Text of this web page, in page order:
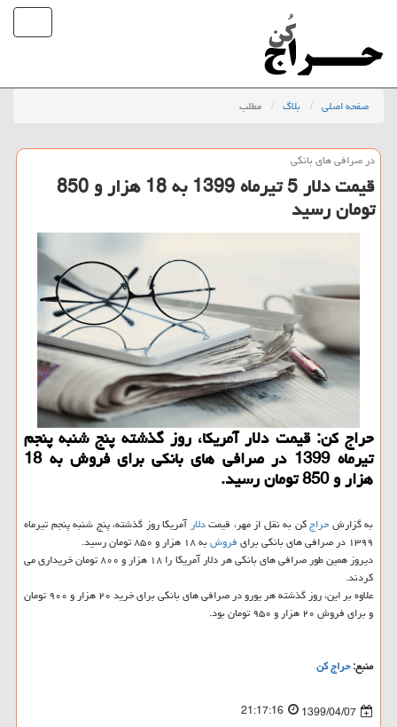
صفحه اصلی بلاگ مطلب
در صرافی های بانكی
قیمت دلار 5 تیرماه 1399 به 18 هزار و 850
تومان رسید
حراج كن: قیمت دلار آمریكا، روز گذشته پنج شنبه پنجم
تیرماه 1399 در صرافی های بانكی برای فروش به 18
هزار و 850 تومان رسید.
به گزارشحراجکن به نقل از مهر، قیمتدلارآمریکا روز گذشته، پنج شنبه پنجم تیرماه
۱۳۹۹ در صرافی های بانکی برای
فروشبه ۱۸ هزار و ۸۵۰ تومان رسید.
دیروز همین طور صرافی های بانکی هر دلار آمریکا را ۱۸ هزار و ۸۰۰ تومان خریداری می
کردند.
علاوه بر این، روز گذشته هر یورو در صرافی های بانکی برای خرید ۲۰ هزار و ۹۰۰ تومان
و برای فروش ۲۰ هزار و ۹۵۰ تومان بود.
منبع:حراج كن
1399/04/07
21:17:16